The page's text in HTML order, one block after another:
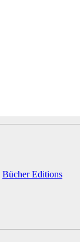
Bücher Editions